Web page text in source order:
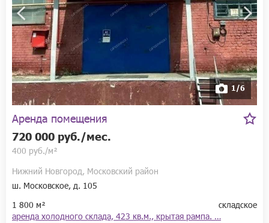
1/6
Аренда помещения
720 000 руб./мес.
400 руб./м²
Нижний Новгород, Московский район
ш. Московское, д. 105
1 800 м²
складское
аренда холодного склада, 423 кв.м., крытая рампа. …